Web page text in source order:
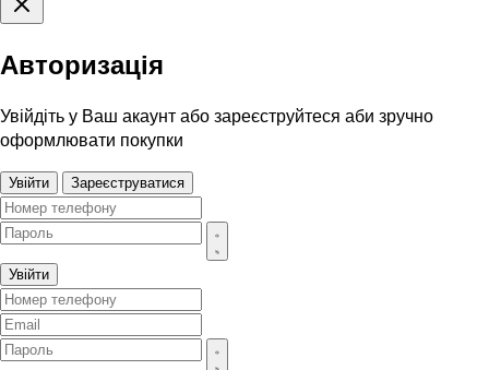
Авторизація
Увійдіть у Ваш акаунт або зареєструйтеся аби зручно
оформлювати покупки
Увійти Зареєструватися
Увійти